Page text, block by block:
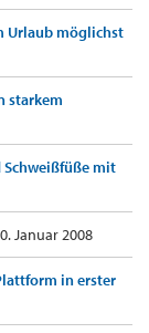
Urlaub möglichst
starkem
Schweißfüße mit
Januar 2008
in erster